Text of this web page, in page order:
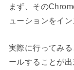
まず、その
ューションをイ
実際に行ってみ
ールすることが出